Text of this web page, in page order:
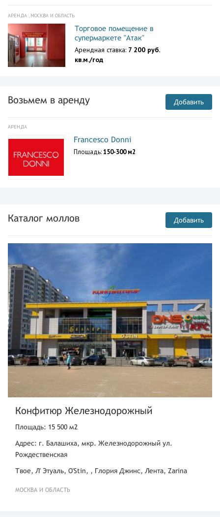
АРЕНДА , МОСКВА И ОБЛАСТЬ
Торговое помещение в
супермаркете "Атак"
Арендная ставка: 7 200 руб.
кв.м./год
Возьмем в аренду Добавить
АРЕНДА
Francesco Donni
Площадь:150-300 м2
Каталог моллов Добавить
Конфитюр Железнодорожный
Площадь: 15 500 м2
Адрес: г. Балашиха, мкр. Железнодорожный ул.
Рождественская
Твое, Л' Этуаль, O'Stin, , Глория Джинс, Лента, Zarina
МОСКВА И ОБЛАСТЬ